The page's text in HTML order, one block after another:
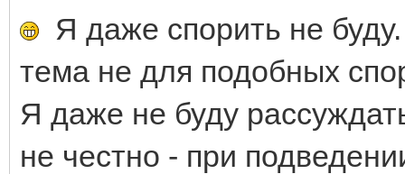
Я даже спорить не
тема не для подобных
Я даже не буду
не честно - при